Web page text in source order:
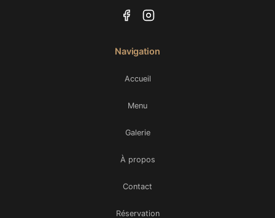
Navigation
Accueil
Menu
Galerie
À propos
Contact
Réservation